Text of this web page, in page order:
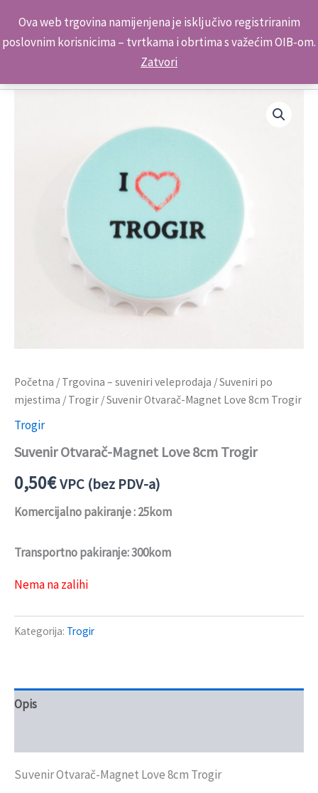
Ova web trgovina namijenjena je isključivo registriranim
poslovnim korisnicima – tvrtkama i obrtima s važećim OIB-om.
Zatvori
content
Kontakt telefon: +385 98 179 3891
Početna / Trgovina – suveniri veleprodaja /Suveniri po
mjestima / Trogir / Suvenir Otvarač-Magnet Love 8cm Trogir
Trogir
Suvenir Otvarač-Magnet Love 8cm Trogir
0,50€VPC (bez PDV-a)
Komercijalno pakiranje : 25kom
Transportno pakiranje: 300kom
Nema na zalihi
Kategorija: Trogir
Opis
Suvenir Otvarač-Magnet Love 8cm Trogir